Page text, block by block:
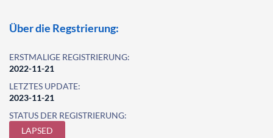
Über die Regstrierung:
ERSTMALIGE REGISTRIERUNG:
2022-11-21
LETZTES UPDATE:
2023-11-21
STATUS DER REGISTRIERUNG:
LAPSED